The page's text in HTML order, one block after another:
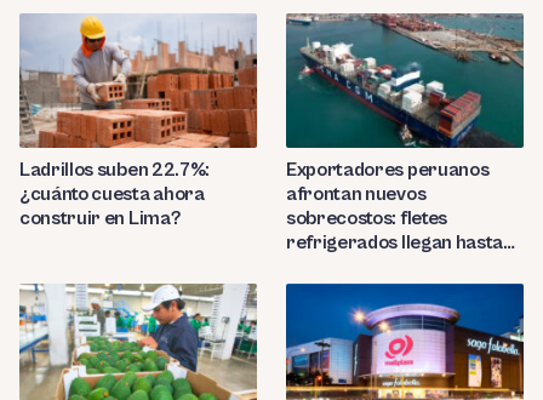
Ladrillos suben 22.7%:
¿cuánto cuesta ahora
construir en Lima?
Exportadores peruanos
afrontan nuevos
sobrecostos: fletes
refrigerados llegan hasta